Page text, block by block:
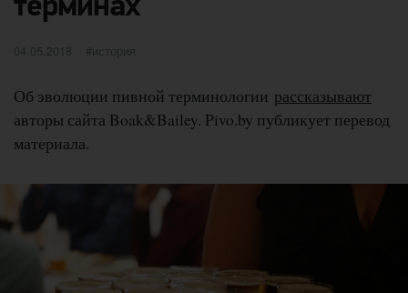
терминах
Опубликовано
04.05.2018 категории
история
Об эволюции пивной терминологии рассказывают
авторы сайта Boak&Bailey. Pivo.by публикует перевод
материала.